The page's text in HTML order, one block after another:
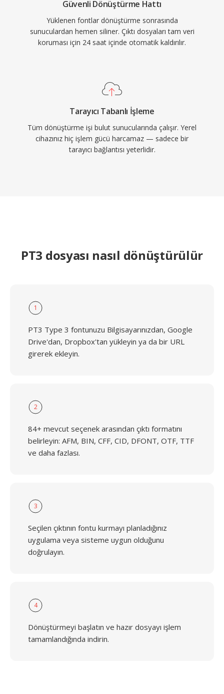
Güvenli Dönüştürme Hattı
Yüklenen fontlar dönüştürme sonrasında
sunuculardan hemen siliner. Çıktı dosyaları tam veri
koruması için 24 saat içinde otomatik kaldırılır.
Tarayıcı Tabanlı İşleme
Tüm dönüştürme işi bulut sunucularında çalışır. Yerel
cihazınız hiç işlem gücü harcamaz — sadece bir
tarayıcı bağlantısı yeterlidir.
PT3 dosyası nasıl dönüştürülür
1
PT3 Type 3 fontunuzu Bilgisayarınızdan, Google
Drive'dan, Dropbox'tan yükleyin ya da bir URL
girerek ekleyin.
2
84+ mevcut seçenek arasından çıktı formatını
belirleyin: AFM, BIN, CFF, CID, DFONT, OTF, TTF
ve daha fazlası.
3
Seçilen çıktının fontu kurmayı planladığınız
uygulama veya sisteme uygun olduğunu
doğrulayın.
4
Dönüştürmeyi başlatın ve hazır dosyayı işlem
tamamlandığında indirin.